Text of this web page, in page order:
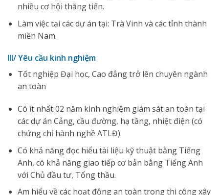
nhiều cơ hội thăng tiến.
Làm việc tại các dự án tại: Trà Vinh và các tỉnh thành
miền Nam.
III/ Yêu cầu kinh nghiệm
Tốt nghiệp Đại học, Cao đẳng trở lên chuyên ngành
an toàn
Có ít nhất 02 năm kinh nghiệm giám sát an toàn tại
các dự án Cảng, cầu đường, hạ tầng, nhiệt điện (có
chứng chỉ hành nghề ATLĐ)
Có khả năng đọc hiểu tài liệu kỹ thuật bằng Tiếng
Anh, có khả năng giao tiếp cơ bản bằng Tiếng Anh
với Chủ đầu tư, Tổng thầu.
Am hiểu về các hoạt động an toàn trong thi công xây